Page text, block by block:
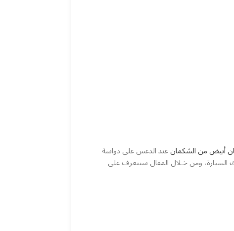
أبيض من الشكمانعند الدعس على دواسة
ومن خـلال المقال سنتعرف على